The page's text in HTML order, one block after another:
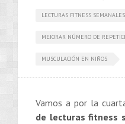
LECTURAS FITNESS SEMANALES
MEJORAR NÚMERO DE
MUSCULACIÓN EN NIÑOS
Vamos a por la
de lecturas fitness